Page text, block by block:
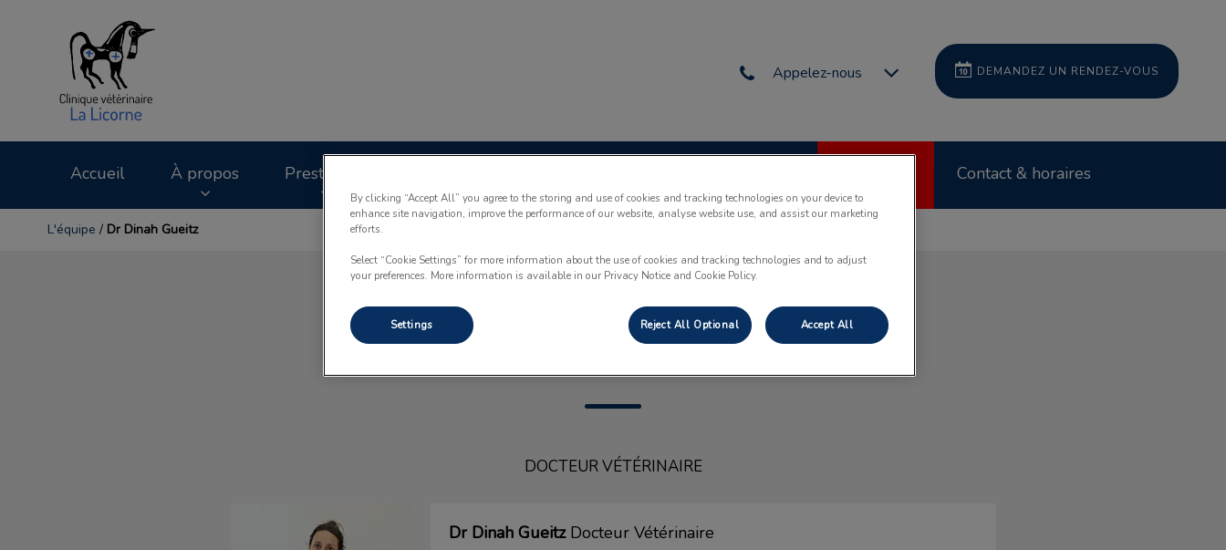
Appelez-nous DEMANDEZ UN RENDEZ-VOUS
Accueil À propos Prestations Contact & horaires
L'équipe / Dr Dinah Gueitz
DOCTEUR VÉTÉRINAIRE
Dr Dinah GueitzDocteur Vétérinaire
By clicking “Accept All” you agree to the storing and use of cookies and tracking technologies on your device to
enhance site navigation, improve the performance of our website, analyse website use, and assist our marketing
efforts.
Select “Cookie Settings” for more information about the use of cookies and tracking technologies and to adjust
your preferences. More information is available in our Privacy Notice and Cookie Policy.
Settings Reject All Optional Accept All